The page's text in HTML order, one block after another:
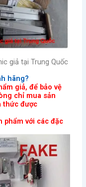
giả tại Trung Quốc
hãng?
giả, để bảo vệ
chỉ mua sản
thức được
phẩm với các đặc